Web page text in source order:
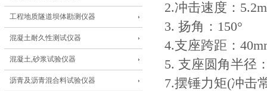
工程地质隧道坝体勘测仪器
混凝土耐久性测试仪器
混凝土,砂浆试验仪器
沥青及沥青混合料试验仪器
2.冲击速度：
3. 扬角：150°
4.支座跨距：
5. 支座圆角半径
7.摆锤力矩(冲击